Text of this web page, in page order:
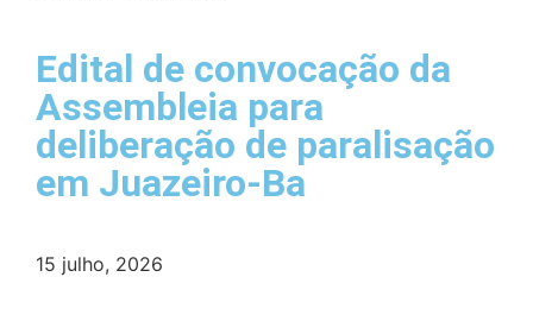
Edital de convocação da
Assembleia para
deliberação de paralisação
em Juazeiro-Ba
15 julho, 2026